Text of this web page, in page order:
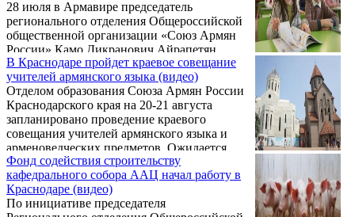
Торгово-Промышленной Палаты Ейского
района.
28 июля в Армавире председатель
регионального отделения Общероссийской
общественной организации «Союз Армян
России» Камо Дикранович Айрапетян
провел выездное совещание с
председателями местных отделений САР
районов Юго-Восточного округа
(Гулькевичского, Кавказского,
Курганинского, Лабинского, Мостовского,
Отрадненского, Тбилисского, Успенского).
В Краснодаре пройдет краевое совещание
учителей армянского языка (видео)
Отделом образования Союза Армян России
Краснодарского края на 20-21 августа
запланировано проведение краевого
совещания учителей армянского языка и
арменоведческих предметов. Ожидается
участие более 50-ти преподавателей из двух
десятков городов и районов Кубани.
Фонд содействия строительству
кафедрального собора ААЦ начал работу в
Краснодаре (видео)
По инициативе председателя